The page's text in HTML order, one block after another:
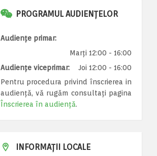
PROGRAMUL AUDIENȚELOR
Audiențe primar:
Marți 12:00 - 16:00
Audiențe viceprimar:
Joi 12:00 - 16:00
Pentru procedura privind înscrierea in
audiență, vă rugăm consultați pagina
Înscrierea în audiență.
INFORMAȚII LOCALE